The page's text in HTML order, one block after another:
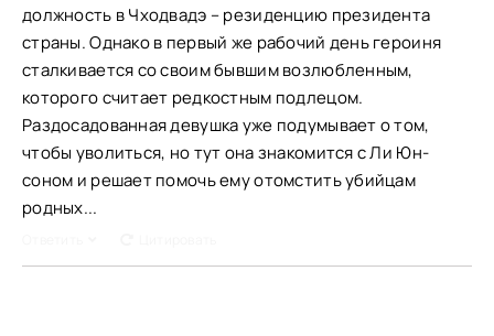
должность в Чходвадэ – резиденцию президента
страны. Однако в первый же рабочий день героиня
сталкивается со своим бывшим возлюбленным,
которого считает редкостным подлецом.
Раздосадованная девушка уже подумывает о том,
чтобы уволиться, но тут она знакомится с Ли Юн-
соном и решает помочь ему отомстить убийцам
родных...